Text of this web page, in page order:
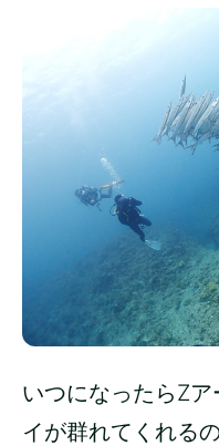
いつになったらZ
イが群れてくれる